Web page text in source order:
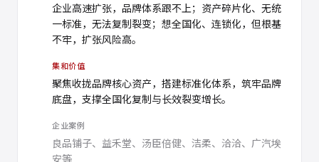
企业高速扩张，品牌体系跟不上；资产碎片化、无统
一标准，无法复制裂变；想全国化、连锁化，但根基
不牢，扩张风险高。
集和价值
聚焦收拢品牌核心资产，搭建标准化体系，筑牢品牌
底盘，支撑全国化复制与长效裂变增长。
企业案例
良品铺子、益禾堂、汤臣倍健、洁柔、洽洽、广汽埃
安等